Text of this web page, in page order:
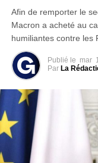
Afin de remporter le
Macron a acheté au
humiliantes contre les
Publié le mar
Par La